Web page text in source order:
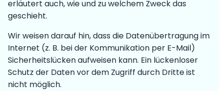
erläutert auch, wie und zu welchem Zweck das
geschieht.
Wir weisen darauf hin, dass die Datenübertragung im
Internet (z. B. bei der Kommunikation per E-Mail)
Sicherheitslücken aufweisen kann. Ein lückenloser
Schutz der Daten vor dem Zugriff durch Dritte ist
nicht möglich.